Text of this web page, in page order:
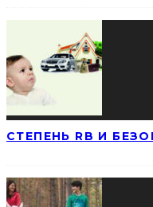
СТЕПЕНЬ RB И